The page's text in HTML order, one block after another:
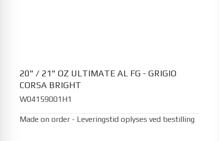
20" / 21" OZ ULTIMATE AL FG - GRIGIO
CORSA BRIGHT
W04159001H1
Made on order - Leveringstid oplyses ved bestilling